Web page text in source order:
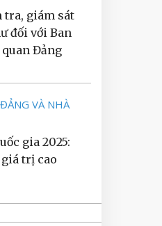
tra, giám sát
đối với Ban
quan Đảng
VÀ NHÀ
gia 2025:
trị cao